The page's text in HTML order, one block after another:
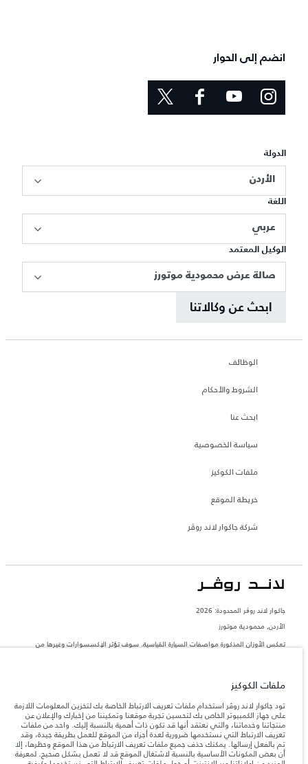
انضم إلى الحوار
الدولة
الأردن
اللغة
عربي
الوكيل المعتمد
صالة عرض محمودية موتورز
ابحث عن وكالاتنا
الوظائف
الشروط والأحكام
ابحث عنا
سياسة الخصوصية
ملفات الكوكيز
خريطة الموقع
شركة جاكوار لاند روڤر
جاكوار لاند روڨر المحدودة: 2026
الأردن, محمودية موتورز
تعكس الأوزان المذكورة مواصفات السيارة القياسية. سوف تؤثر الإكسسوارات وغيرها من
المعلومات والمواصفات والأسعار والألوان المذكورة على هذا الموقع قد تختلف من بلد إلى
آخر، كما أنّها قد تتغير بدون إشعار مسبق. الرجاء التواصل مع وكيلنا المحلي للتأكد من توفّرها
والتحقق من الأسعار.
ملاحظة مهمة حول الصور والمواصفات.إن النقص العالمي في أشباه الموصلات يؤثر حاليًا
في مواصفات تصميم السيارات وتوفر الخيارات وتوقيتات التصاميم. هذا ظرف ديناميكي
للغاية، ونتيجة لذلك، قد لا تمثّل الصور المستخدَمة ضمن موقع الويب حاليًا المواصفات الحالية
ملفات الكوكيز
تود جاكوار لاند روڤر استخدام ملفات تعريف الارتباط الخاصة بك لتخزين المعلومات اللازمة
على جهاز الكمبيوتر الخاص بك لتحسين تجربة موقعنا وتمكيننا من إخبارك والإعلان عن
منتجاتنا وخدماتنا، والتي نعتقد أنها قد تكون ذات أهمية بالنسبة إليك. واحد من ملفات
تعريف الارتباط التي نستخدمها ضرورية لعدة أجزاء من الموقع للعمل بطريقة جيدة، وقد
تم بالفعل إرسالها. يمكنك حذف جميع ملفات تعريف الارتباط من هذا الموقع وحظرها، إلا
أن بعض المكونات الأساسية بالنسبة لاشتغال الموقع قد لا تعمل بشكل صحيح. لمعرفة